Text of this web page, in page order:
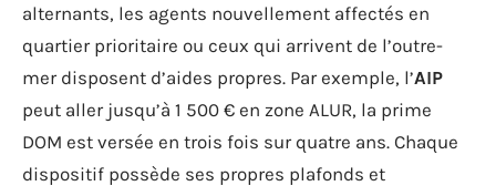
alternants, les agents nouvellement affectés en
quartier prioritaire ou ceux qui arrivent de l’outre-
mer disposent d’aides propres. Par exemple, l’AIP
peut aller jusqu’à 1 500 € en zone ALUR, la prime
DOM est versée en trois fois sur quatre ans. Chaque
dispositif possède ses propres plafonds et